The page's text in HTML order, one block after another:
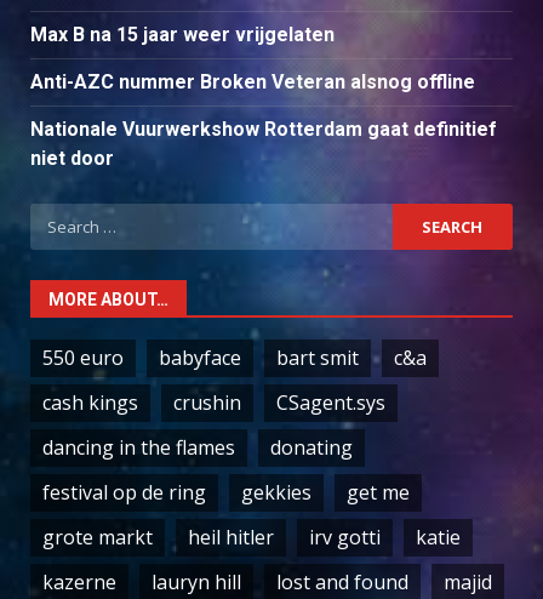
Max B na 15 jaar weer vrijgelaten
Anti-AZC nummer Broken Veteran alsnog offline
Nationale Vuurwerkshow Rotterdam gaat definitief
niet door
Search
for:
MORE ABOUT…
550 euro babyface bart smit
c&a
cash kings
crushin
CSagent.sys
dancing in the flames
donating
festival op de ring
gekkies
get me
grote markt
heil hitler irv gotti
katie
kazerne
lauryn hill lost and found
majid